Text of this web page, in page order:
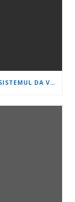
1.500 DE INTERVENȚII ROBOTICE CU SISTEMUL DA VINCI: „INIMĂ ȘI CREIER” ÎȘI CONSOLIDEAZĂ POZIȚIA DE LIDER ÎN UROLOGIE